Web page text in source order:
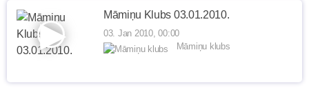
Māmiņu Klubs 03.01.2010.
03. Jan 2010, 00:00
Māmiņu klubs